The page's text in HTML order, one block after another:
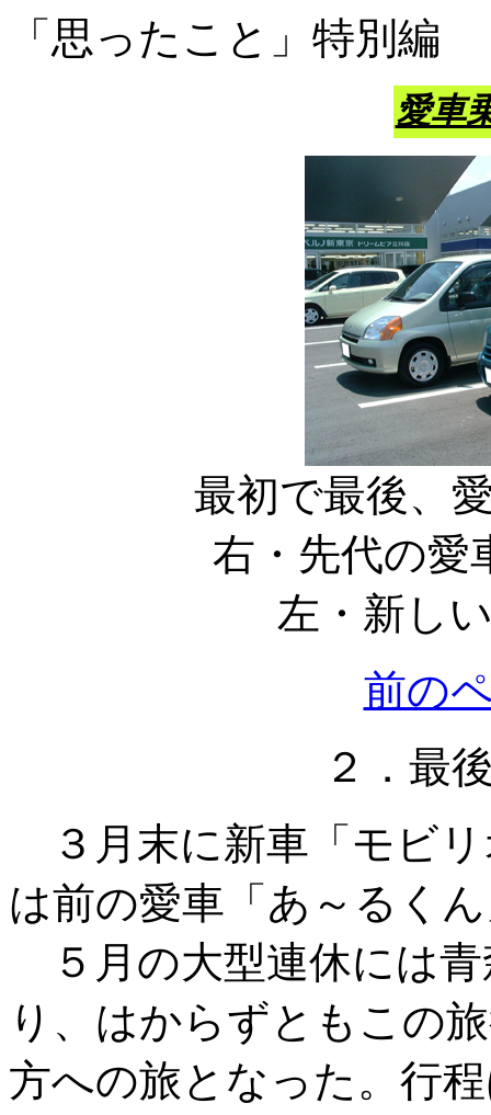
「思ったこと」特別編
愛車
最初で最後、
右・先代の愛
左・新し
前の
２．最
３月末に新車「モビ
は前の愛車「あ～るく
５月の大型連休には
り、はからずともこの
方への旅となった。行